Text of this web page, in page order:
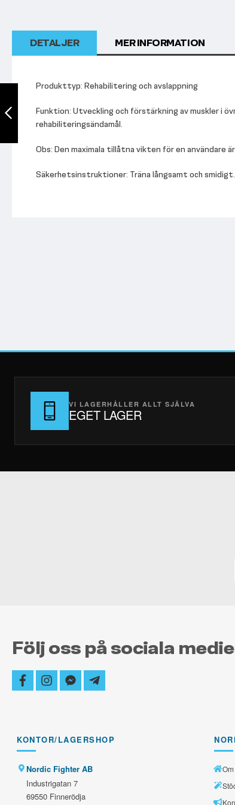
XC MASSAGER
DETALJER
Produkttyp: Rehabilitering och avslappning
Funktion: Utveckling och förstärkning av muskler i
rehabiliteringsändamål.
Obs: Den maximala tillåtna vikten för en användare är
Säkerhetsinstruktioner: Träna långsamt och smidigt.
MER INFORMATION
VI LAGERHÅLLER ALLT SJÄLVA
EGET LAGER
Följ oss på sociala
facebookinstagram
facebook-
messenger
telegram-
plane
KONTOR/LAGERSHOP
Nordic Fighter AB
Industrigatan 7
69550 Finnerödja